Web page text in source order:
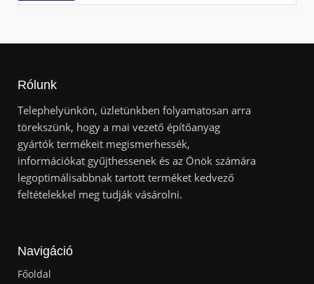
Rólunk
Telephelyünkön, üzletünkben folyamatosan arra
törekszünk, hogy a mai vezető építőanyag
gyártók termékeit megismerhessék,
információkat gyűjthessenek és az Önök számára
legoptimálisabbnak tartott terméket kedvező
feltételekkel meg tudják vásárolni.
Navigáció
Főoldal